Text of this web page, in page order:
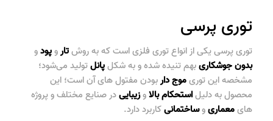
توری پرسی
توری پرسی یکی از انواعتوری فلزی است کهبه روشتاروپودو
بدونجوشکاریبهم تنیده شده و به شکلپانلتولید می‌شود؛
مشخصه این توریموجداربودن مفتول های آن است؛ این
محصول به دلیلاستحکامبالاوزیباییدر صنایع مختلف و پروژه
هایمعماریوساختمانیکاربرد دارد.